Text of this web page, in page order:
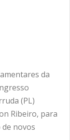
da
(PL)
Ribeiro, para
novos